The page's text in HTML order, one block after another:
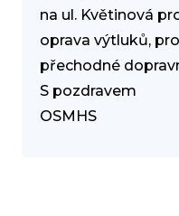
na ul. Květinová
oprava výtluků,
přechodné
S pozdravem
OSMHS